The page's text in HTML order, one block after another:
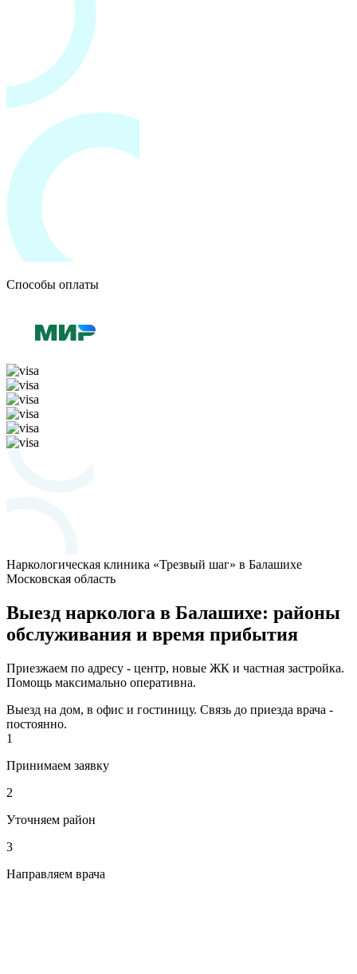
Способы оплаты
Наркологическая клиника «Трезвый шаг» в Балашихе
Московская область
Выезд нарколога в Балашихе: районы
обслуживания и время прибытия
Приезжаем по адресу - центр, новые ЖК и частная застройка.
Помощь максимально оперативна.
Выезд на дом, в офис и гостиницу. Связь до приезда врача -
постоянно.
1
Принимаем заявку
2
Уточняем район
3
Направляем врача